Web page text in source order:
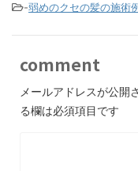
-弱めのクセの髪の施術
comment
メールアドレスが公開
る欄は必須項目です